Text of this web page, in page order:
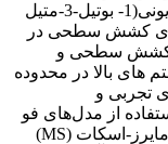
الکل‌های(بوتانول، پنتانول و هگزانول) با مایع یونی(1- بوتیل-3-متیل
های کشش سطحی در
شد. کشش سطحی و
بالا در محدوده
تجربی و
از مدل‌های فو
و همکاران (FLW)، لی و همکاران (LWW) و مایرز-اسکات (MS)